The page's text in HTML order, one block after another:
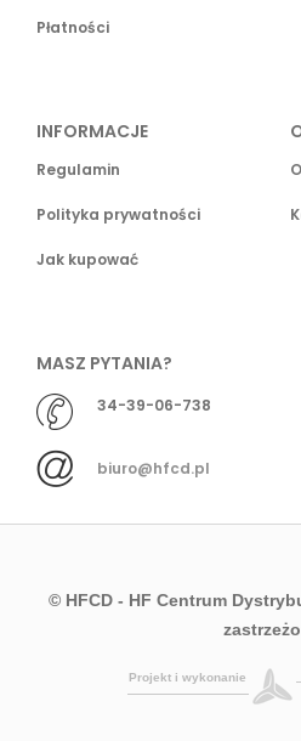
Płatności
INFORMACJE
Regulamin
Polityka prywatności
Jak kupować
MASZ PYTANIA?
34-39-06-738
biuro@hfcd.pl
© HFCD - HF Centrum
Projekt i wykonanie